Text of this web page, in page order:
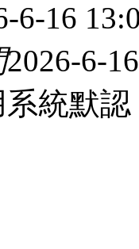
6-16
2026-6-
統默認